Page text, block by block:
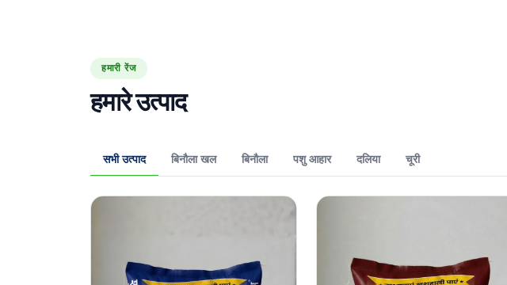
हमारी रेंज
हमारे उत्पाद
सभी उत्पाद बिनौला खल बिनौला पशु आहार दलिया चूरी